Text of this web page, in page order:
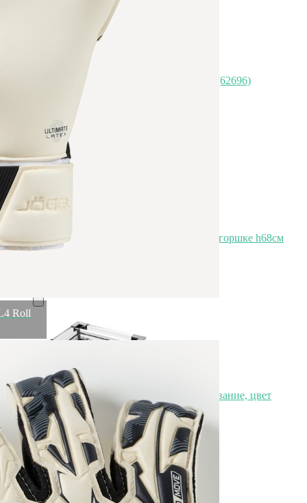
Roll
Органайзер для мелочей skull, золотой (62696)
Быстрый просмотр
7 500
Пальма Цикас (Cycas) искусственная в горшке h68см
(TT-00010054)
Поднос декоративный зеркальное основание, цвет
серебро 32*25*5см (TT-00008783)
Быстрый просмотр
7 500₽